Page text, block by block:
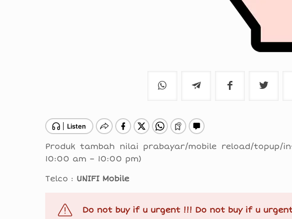
Produk tambah nilai prabayar/mobile reload/topup/
10:00 am – 10:00 pm)
Telco : UNIFI Mobile
Do not buy if u urgent !!! Do not buy if u